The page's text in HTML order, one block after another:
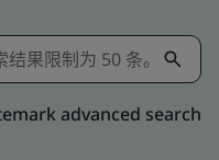
advanced search